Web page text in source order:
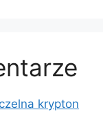
krypton